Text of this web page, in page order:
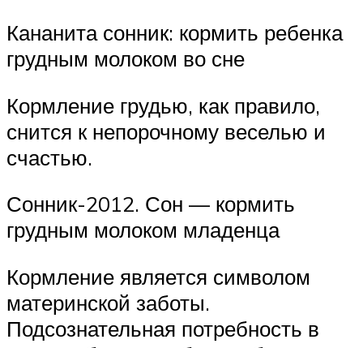
Кананита сонник: кормить ребенка
грудным молоком во сне
Кормление грудью, как правило,
снится к непорочному веселью и
счастью.
Сонник-2012. Сон — кормить
грудным молоком младенца
Кормление является символом
материнской заботы.
Подсознательная потребность в